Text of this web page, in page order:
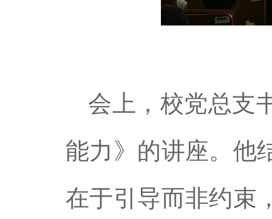
会上， 校党总支
能力》的讲座。他
在于引导而非约束